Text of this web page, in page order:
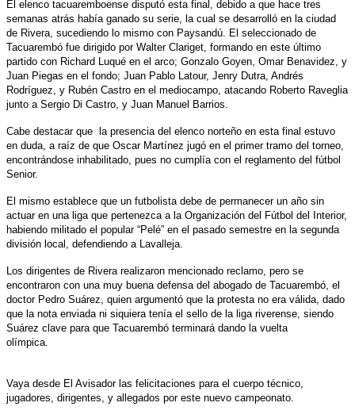
El elenco tacuaremboense disputó esta final, debido a que hace tres
semanas atrás había ganado su serie, la cual se desarrolló en la ciudad
de Rivera, sucediendo lo mismo con Paysandú. El seleccionado de
Tacuarembó fue dirigido por Walter Clariget, formando en este último
partido con Richard Luqué en el arco; Gonzalo Goyen, Omar Benavidez, y
Juan Piegas en el fondo; Juan Pablo Latour, Jenry Dutra, Andrés
Rodríguez, y Rubén Castro en el mediocampo, atacando Roberto Raveglia
junto a Sergio Di Castro, y Juan Manuel Barrios.
Cabe destacar que la presencia del elenco norteño en esta final estuvo
en duda, a raíz de que Oscar Martínez jugó en el primer tramo del torneo,
encontrándose inhabilitado, pues no cumplía con el reglamento del fútbol
Senior.
El mismo establece que un futbolista debe de permanecer un año sin
actuar en una liga que pertenezca a la Organización del Fútbol del Interior,
habiendo militado el popular “Pelé” en el pasado semestre en la segunda
división local, defendiendo a Lavalleja.
Los dirigentes de Rivera realizaron mencionado reclamo, pero se
encontraron con una muy buena defensa del abogado de Tacuarembó, el
doctor Pedro Suárez, quien argumentó que la protesta no era válida, dado
que la nota enviada ni siquiera tenía el sello de la liga riverense, siendo
Suárez clave para que Tacuarembó terminará dando la vuelta
olímpica.
Vaya desde El Avisador las felicitaciones para el cuerpo técnico,
jugadores, dirigentes, y allegados por este nuevo campeonato.